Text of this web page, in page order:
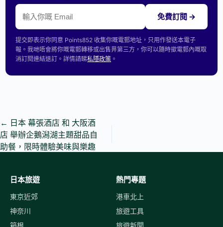
免費訂閱 →
提交即表示你同意 Points852 收集你嘅電郵地址，只用作發送本電子
報。我哋唔會將你嘅電郵轉移或出售畀第三方，你可以隨時撳電郵內嘅取
消訂閱連結退訂。詳情請睇私隱政策 。
←
日本 幕張酒店 和 大阪酒
店 舉辦企鵝潟湖主題甜品自
助餐，限時體驗美味與樂趣
日本旅遊
東京近郊
神奈川
熱門專題
港車北上
旅遊工具